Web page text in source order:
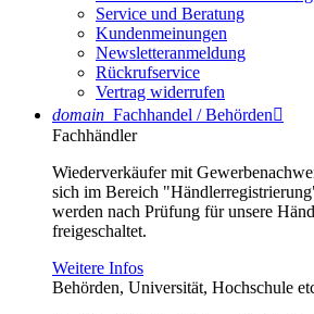
Service und Beratung
Kundenmeinungen
Newsletteranmeldung
Rückrufservice
Vertrag widerrufen
domain Fachhandel / Behörden
Fachhändler
Wiederverkäufer mit
sich im Bereich
werden nach Prüfung für unsere
freigeschaltet.
Weitere Infos
Behörden, Universität, Hochschule